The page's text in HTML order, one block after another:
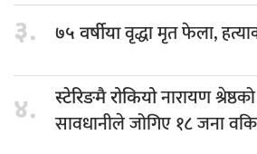
३. ७५ वर्षीयावृद्धा मृत फेला,
४. स्टेरिङमै रोकियोनारायण
सावधानीले जोगिए १८ जना